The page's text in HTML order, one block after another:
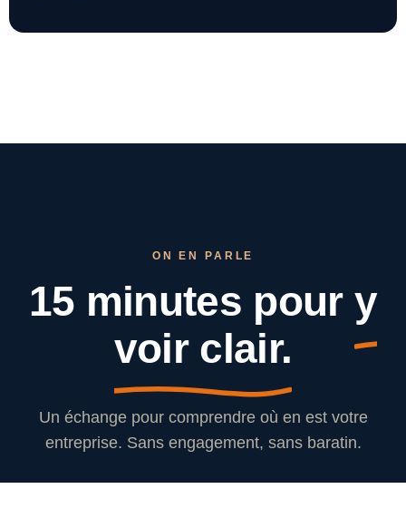
ON EN PARLE
15 minutes pour y
voir clair.
Un échange pour comprendre où en est votre
entreprise. Sans engagement, sans baratin.